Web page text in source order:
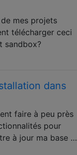
mes projets
télécharger ceci
sandbox?
dans
faire à peu près
pour
à jour ma base …